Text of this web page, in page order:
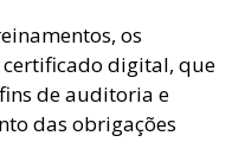
os
digital, que
de auditoria e
das obrigações